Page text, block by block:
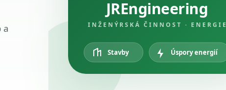
a
JREngineering
INŽENÝRSKÁ ČINNOST · ENERGIE
Stavby Úspory energií